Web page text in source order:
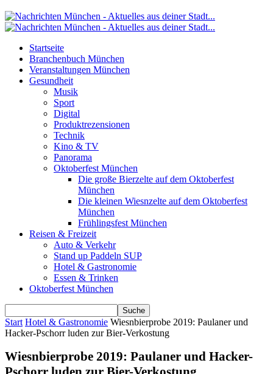
Startseite
Branchenbuch München
Veranstaltungen München
Gesundheit
Musik
Sport
Digital
Produktrezensionen
Technik
Kino & TV
Panorama
Oktoberfest München
Die große Bierzelte auf dem Oktoberfest
München
Die kleinen Wiesnzelte auf dem Oktoberfest
München
Frühlingsfest München
Reisen & Freizeit
Auto & Verkehr
Stand up Paddeln SUP
Hotel & Gastronomie
Essen & Trinken
Oktoberfest München
Start Hotel & Gastronomie Wiesnbierprobe 2019: Paulaner und
Hacker-Pschorr luden zur Bier-Verkostung
Wiesnbierprobe 2019: Paulaner und Hacker-